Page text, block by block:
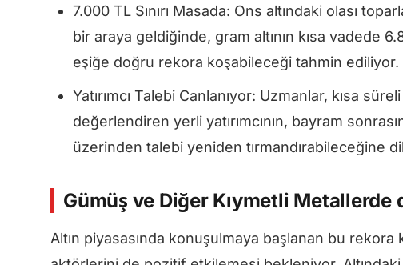
7.000 TL Sınırı Masada: Ons altındaki olası
bir araya geldiğinde, gram altının kısa vadede
eşiğe doğru rekora koşabileceği tahmin ediliyor.
Yatırımcı Talebi Canlanıyor: Uzmanlar, kısa
değerlendiren yerli yatırımcının, bayram
üzerinden talebi yeniden tırmandırabileceğine
Gümüş ve Diğer Kıymetli
Altın piyasasında konuşulmaya başlanan bu rekora